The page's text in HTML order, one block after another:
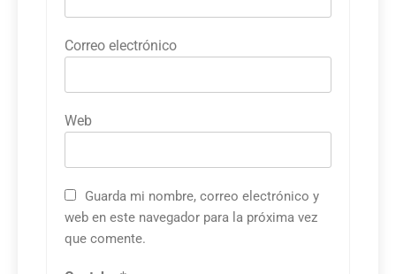
Correo electrónico
Web
Guarda mi nombre, correo electrónico y
web en este navegador para la próxima vez
que comente.